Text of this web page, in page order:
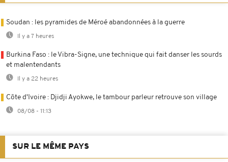
Soudan : les pyramides de Méroé abandonnées à la guerre
Il y a 7 heures
Burkina Faso : le Vibra-Signe, une technique qui fait danser les sourds
et malentendants
Il y a 22 heures
Côte d'Ivoire : Djidji Ayokwe, le tambour parleur retrouve son village
08/08 - 11:13
SUR LE MÊME PAYS